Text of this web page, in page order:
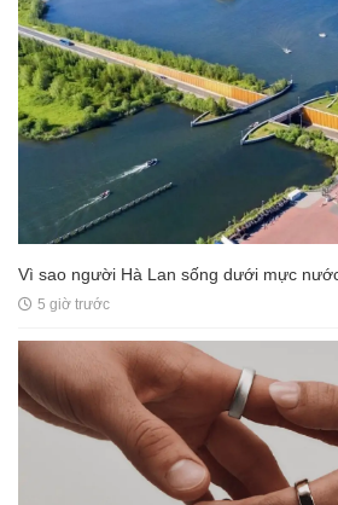
Vì sao người Hà Lan sống dưới mực
5 giờ trước